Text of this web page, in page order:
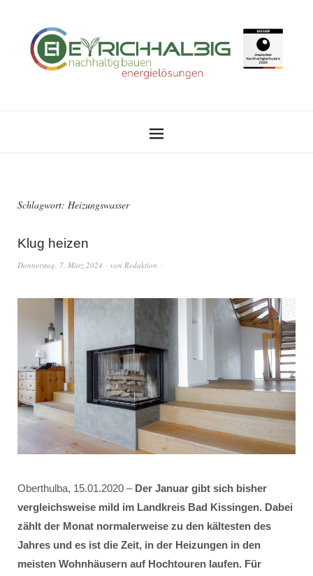
Schlagwort: Heizungswasser
Klug heizen
Donnerstag, 7. März 2024 von Redaktion
Oberthulba, 15.01.2020 – Der Januar gibt sich bisher
vergleichsweise mild im Landkreis Bad Kissingen. Dabei
zählt der Monat normalerweise zu den kältesten des
Jahres und es ist die Zeit, in der Heizungen in den
meisten Wohnhäusern auf Hochtouren laufen. Für